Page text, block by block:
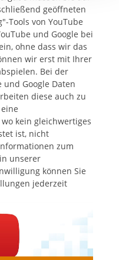
geöffneten
Tools von YouTube
und Google bei
ohne dass wir das
wir erst mit Ihrer
Bei der
Google Daten
diese auch zu
kein gleichwertiges
ist, nicht
zum
unserer
können Sie
jederzeit